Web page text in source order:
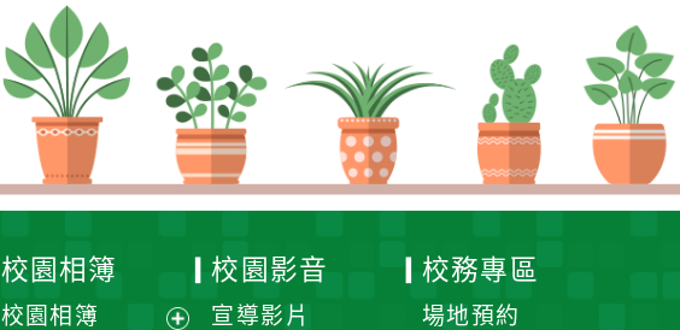
校園相簿
校園相簿
校園影音
宣導影片
校務專區
場地預約